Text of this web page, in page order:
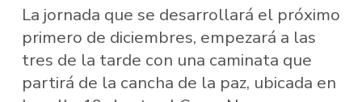
La jornada que se desarrollará el próximo
primero de diciembres, empezará a las
tres de la tarde con una caminata que
partirá de la cancha de la paz, ubicada en